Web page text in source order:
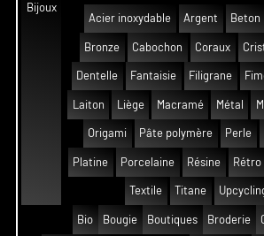
Bijoux
Acier inoxydable
Argent Beton
Bronze Cabochon Coraux
Dentelle Fantaisie Filigrane
Laiton Liège Macramé Métal
Origami Pâte polymère Perle
Platine Porcelaine Résine Rétro
Textile Titane
Bio Bougie Boutiques Broderie